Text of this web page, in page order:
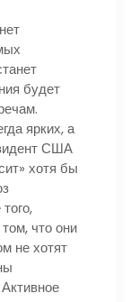
будет
ярких, а
США
хотя бы
что они
не хотят